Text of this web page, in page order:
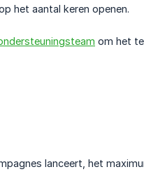
het aantal keren openen.
om het
lanceert, het